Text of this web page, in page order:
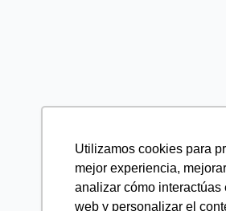
Utilizamos cookies para
mejor experiencia,
analizar cómo interactúas
web y personalizar el